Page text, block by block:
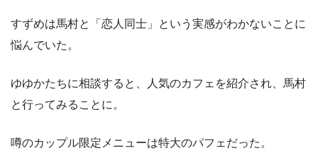
すずめは馬村と「恋人同士」という実感がわかないことに
悩んでいた。
ゆゆかたちに相談すると、人気のカフェを紹介され、馬村
と行ってみることに。
噂のカップル限定メニューは特大のパフェだった。